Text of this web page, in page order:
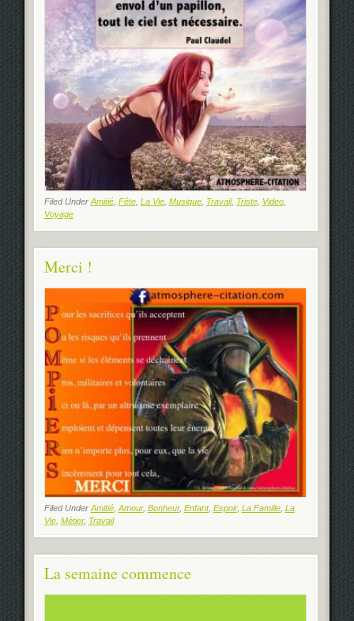
Filed Under Amitié, Fête, La Vie, Musique, Travail, Triste, Video,
Voyage
Merci !
Filed Under Amitié, Amour, Bonheur, Enfant, Espoir, La Famille, La
Vie, Métier, Travail
La semaine commence